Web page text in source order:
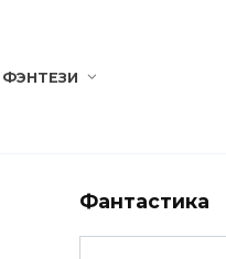
ФЭНТЕЗИ
Фантастика